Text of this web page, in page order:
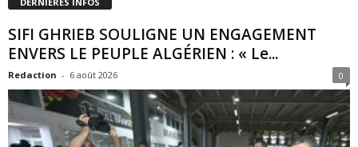
SIFI GHRIEB SOULIGNE UN ENGAGEMENT
ENVERS LE PEUPLE ALGÉRIEN : « Le...
Redaction - 6 août 2026 0